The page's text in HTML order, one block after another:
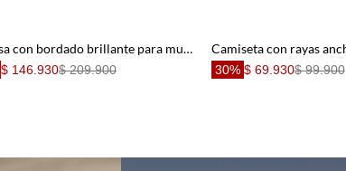
Camisa con bordado brillante para mujer
$ 146.930$ 209.900 30% $ 69.930$ 99.900